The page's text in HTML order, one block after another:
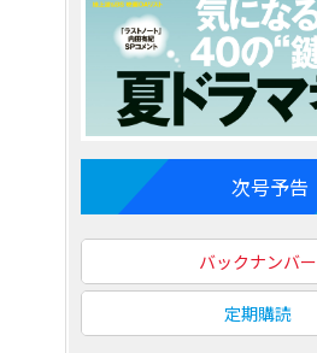
次号予告
バックナンバー
定期購読